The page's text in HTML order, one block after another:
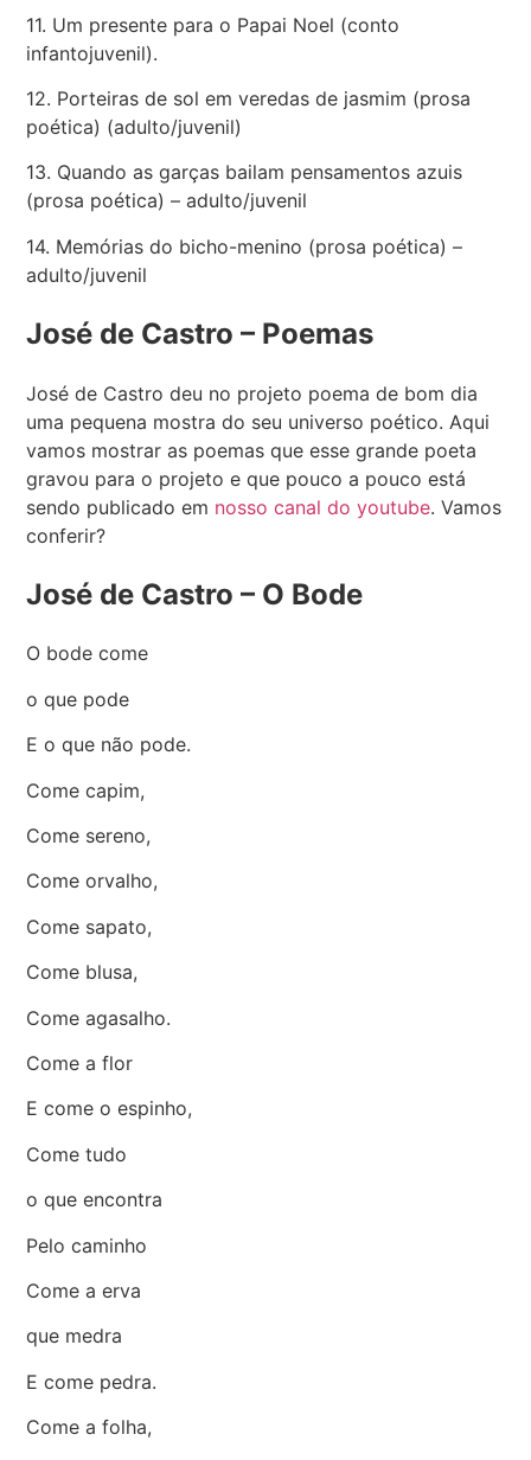
11. Um presente para o Papai Noel (conto
infantojuvenil).
12. Porteiras de sol em veredas de jasmim (prosa
poética) (adulto/juvenil)
13. Quando as garças bailam pensamentos azuis
(prosa poética) – adulto/juvenil
14. Memórias do bicho-menino (prosa poética) –
adulto/juvenil
José de Castro – Poemas
José de Castro deu no projeto poema de bom dia
uma pequena mostra do seu universo poético. Aqui
vamos mostrar as poemas que esse grande poeta
gravou para o projeto e que pouco a pouco está
sendo publicado em nosso canal do youtube. Vamos
conferir?
José de Castro – O Bode
O bode come
o que pode
E o que não pode.
Come capim,
Come sereno,
Come orvalho,
Come sapato,
Come blusa,
Come agasalho.
Come a flor
E come o espinho,
Come tudo
o que encontra
Pelo caminho
Come a erva
que medra
E come pedra.
Come a folha,